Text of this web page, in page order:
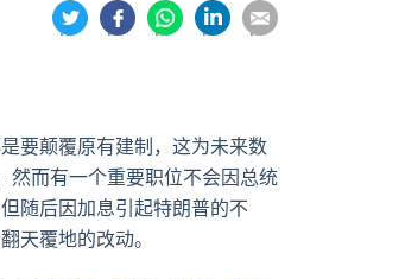
分
享
分
享
分
享
享
享
要颠覆原有建制，这为未来数
然而有一个重要职位不会因总统
随后因加息引起特朗普的不
天覆地的改动。